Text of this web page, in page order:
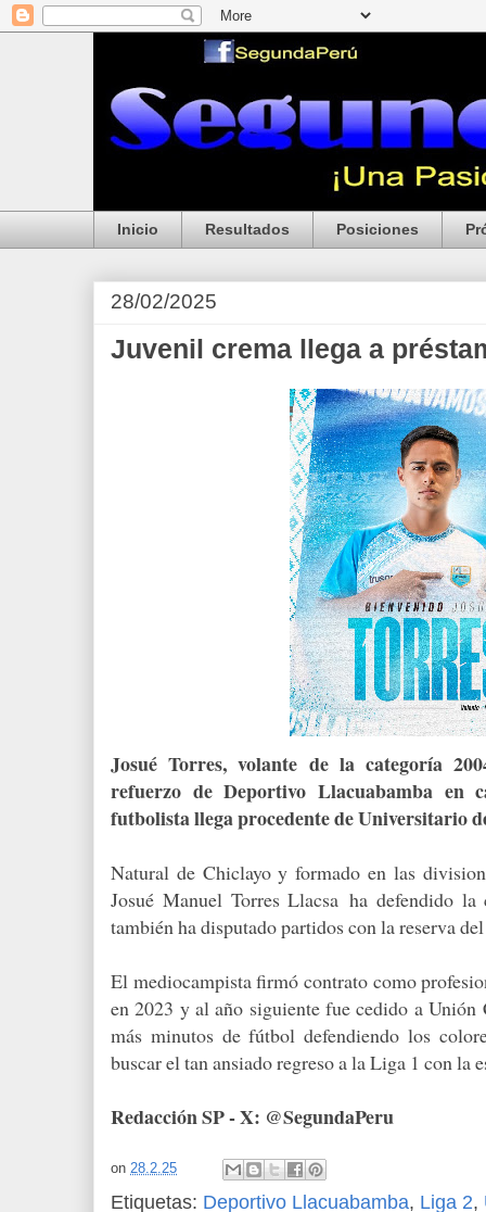
Inicio Resultados Posiciones
28/02/2025
Juvenil crema llega a
Josué Torres, volante de la categoría
refuerzo de Deportivo Llacuabamba en
futbolista llega procedente de Universitario
Natural de Chiclayo y formado en las
Josué Manuel Torres Llacsaha defendido
también ha disputado partidos con la reserva
El mediocampista firmó contrato como
en 2023 y al año siguiente fue cedido a Unión
más minutos de fútbol defendiendo los
buscar el tan ansiado regreso a la Liga 1 con la
Redacción SP - X: @SegundaPeru
on 28.2.25
Etiquetas: Deportivo Llacuabamba, Liga 2,